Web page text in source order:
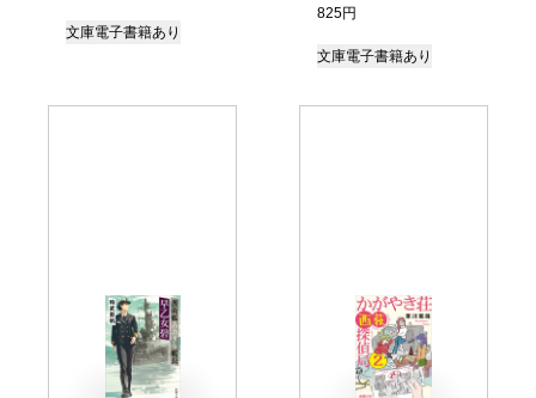
文庫電子書籍あり
825円
文庫電子書籍あり